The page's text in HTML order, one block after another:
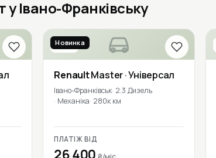
у Івано-Франківську
2018
Новинка
RenaultMaster· Універсал
Івано-Франківськ 2.3 Дизель
Механіка 280к км
ПЛАТІЖ ВІД
26 400